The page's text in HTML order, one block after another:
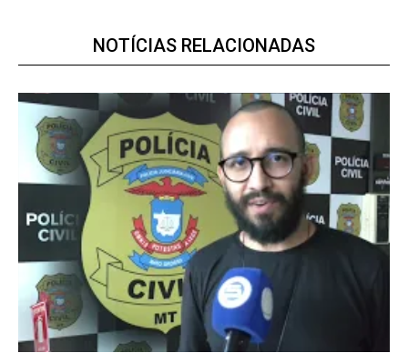
R$100 / ano
Acesso as notícias publicas
Acesso a comentários
Notícias exclusivas
ANUAL MENSAL
NOTÍCIAS RELACIONADAS